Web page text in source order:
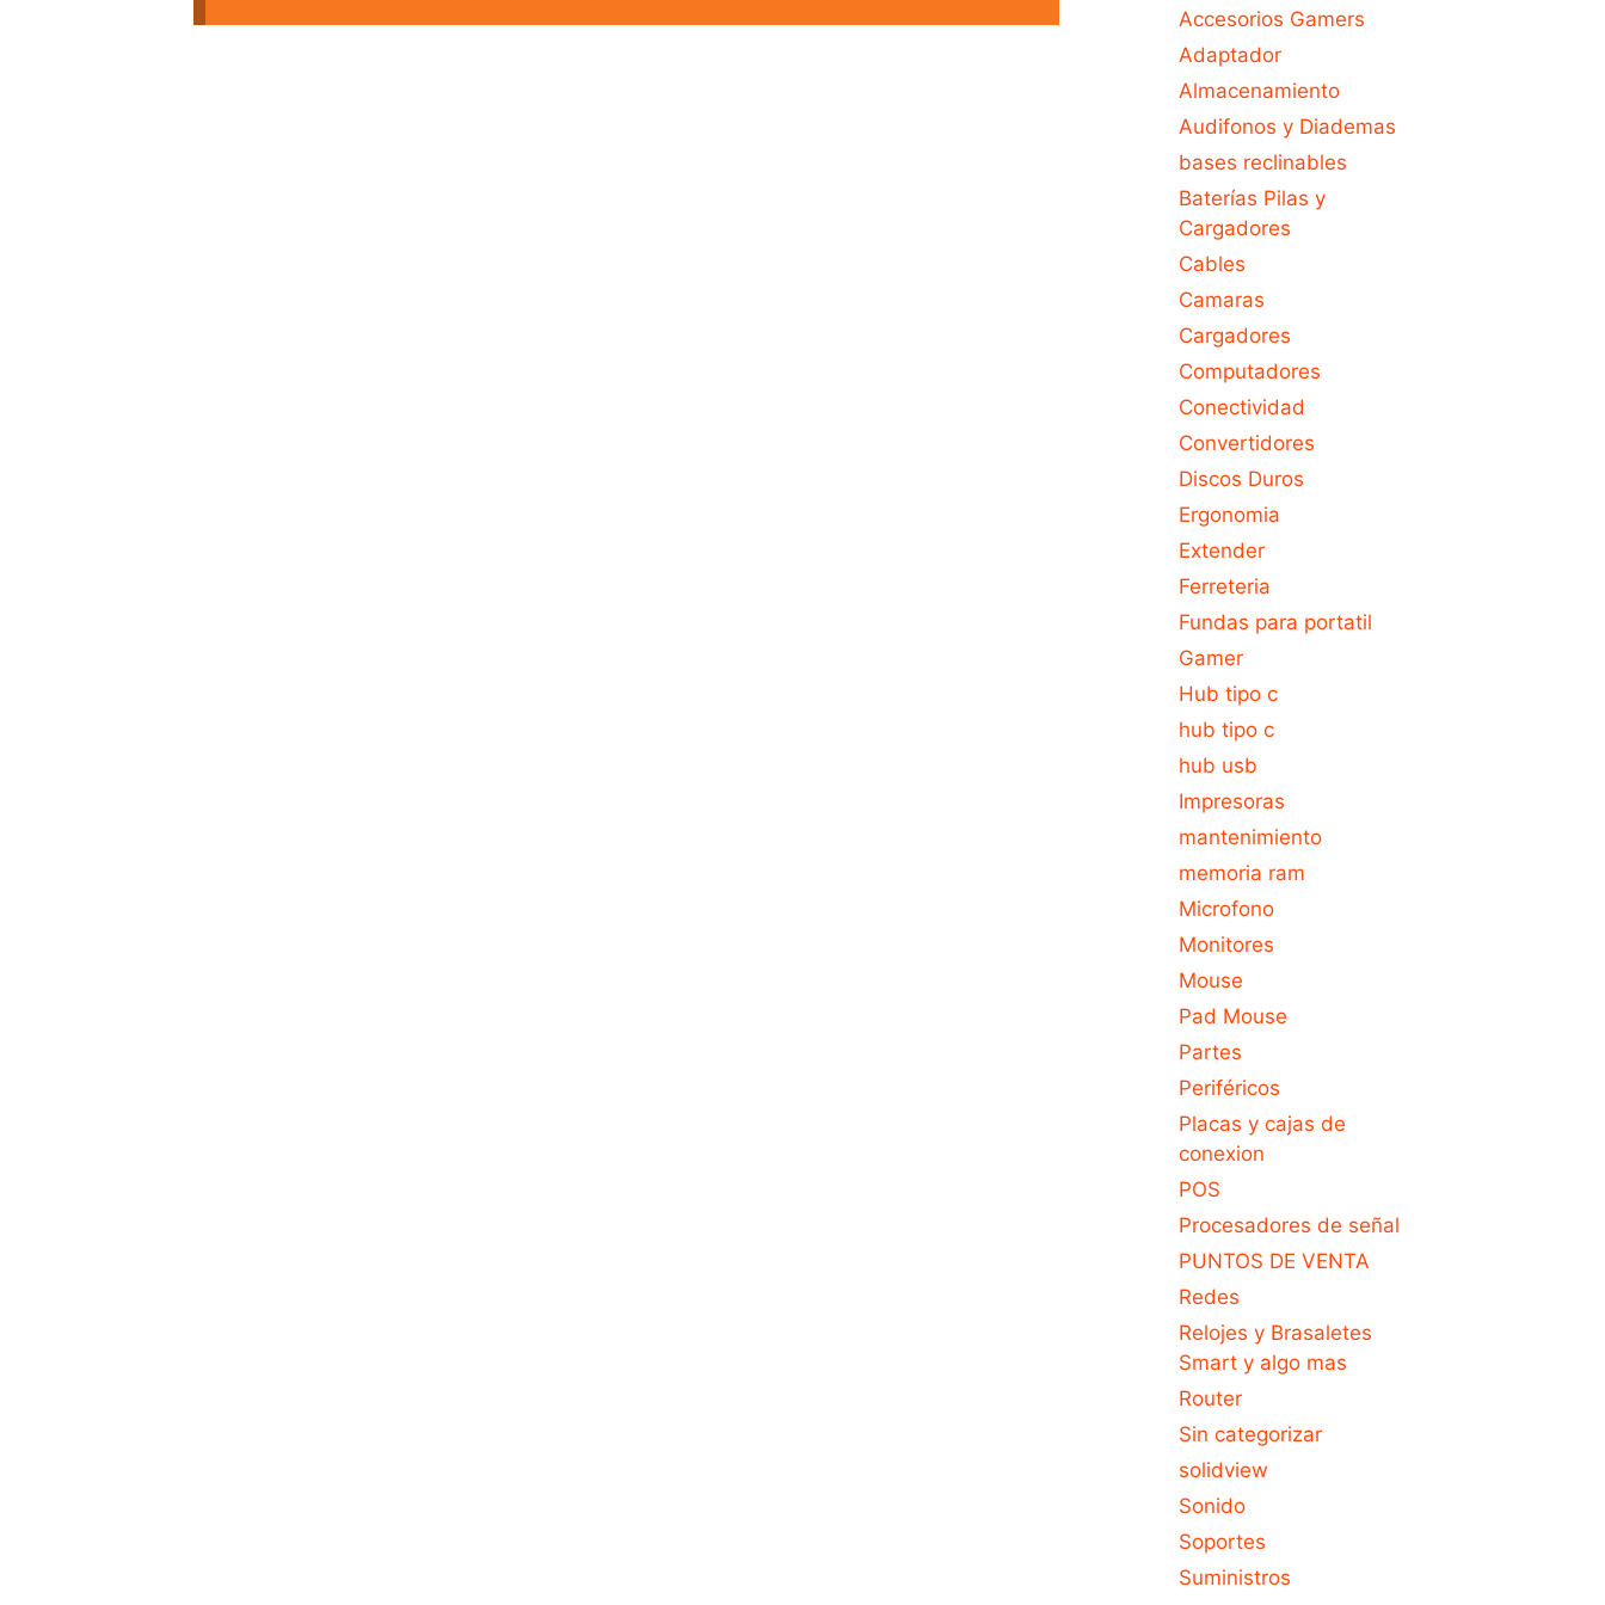
Accesorios Gamers
Adaptador
Almacenamiento
Audifonos y Diademas
bases reclinables
Baterías Pilas y
Cargadores
Cables
Camaras
Cargadores
Computadores
Conectividad
Convertidores
Discos Duros
Ergonomia
Extender
Ferreteria
Fundas para portatil
Gamer
Hub tipo c
hub tipo c
hub usb
Impresoras
mantenimiento
memoria ram
Microfono
Monitores
Mouse
Pad Mouse
Partes
Periféricos
Placas y cajas de
conexion
POS
Procesadores de señal
PUNTOS DE VENTA
Redes
Relojes y Brasaletes
Smart y algo mas
Router
Sin categorizar
solidview
Sonido
Soportes
Suministros